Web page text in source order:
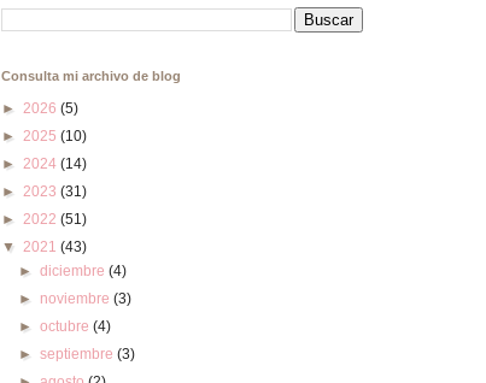
Consulta mi archivo de blog
► 2026 (5)
► 2025 (10)
► 2024 (14)
► 2023 (31)
► 2022 (51)
▼ 2021 (43)
►diciembre(4)
► noviembre(3)
►octubre(4)
►septiembre(3)